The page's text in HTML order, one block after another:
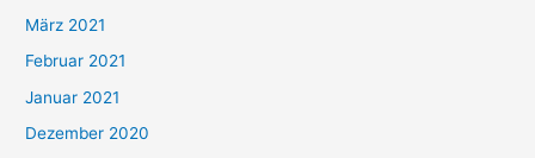
März 2021
Februar 2021
Januar 2021
Dezember 2020